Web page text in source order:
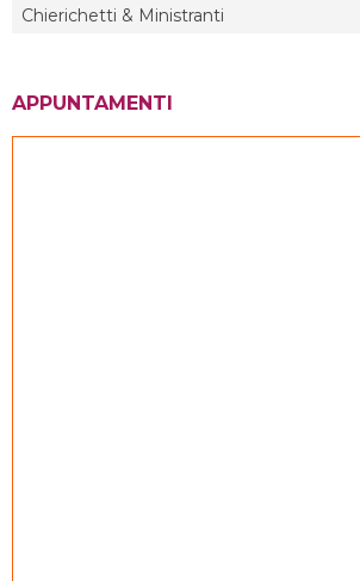
Chierichetti & Ministranti
APPUNTAMENTI